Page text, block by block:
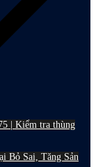
| Kiểm tra thùng
Bỏ Sai, Tăng Sản